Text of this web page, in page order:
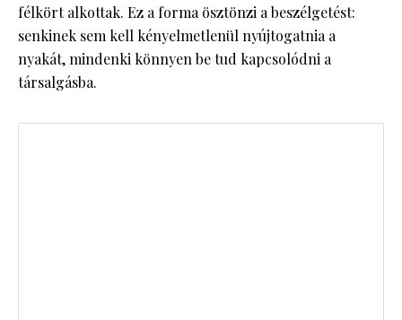
félkört alkottak. Ez a forma ösztönzi a beszélgetést:
senkinek sem kell kényelmetlenül nyújtogatnia a
nyakát, mindenki könnyen be tud kapcsolódni a
társalgásba.